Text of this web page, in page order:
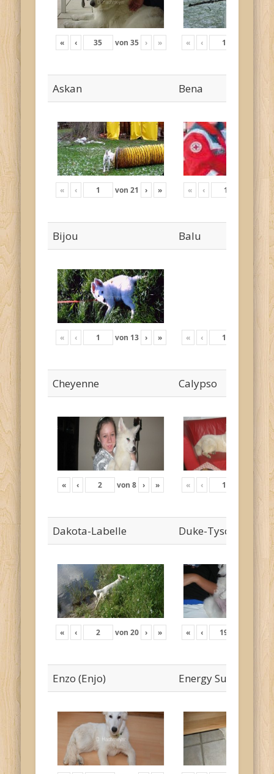
« ‹ von 35 › » « ‹ ›
Askan Bena
« ‹ von 21 › » « ‹
Bijou Balu
« ‹ von 13 › » « ‹ ›
Cheyenne Calypso
« ‹ von8 › » « ‹
Dakota-Labelle Duke-Tyson
« ‹ von 20 › » « ‹
Enzo (Enjo) Energy Sunny